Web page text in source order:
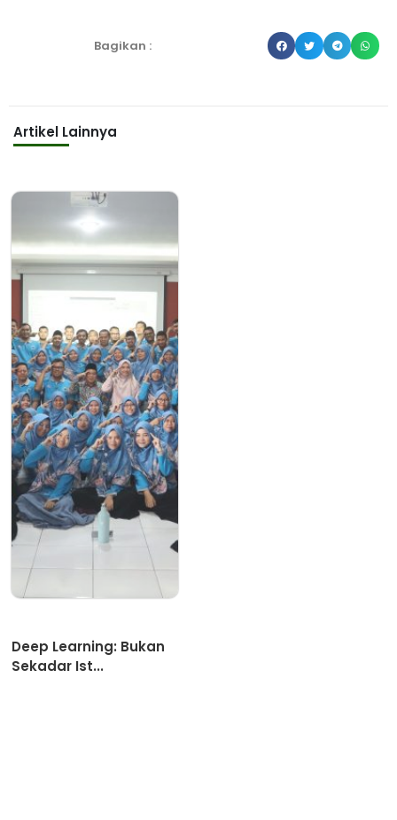
Bagikan :
Artikel Lainnya
Deep Learning: Bukan
Sekadar Ist...